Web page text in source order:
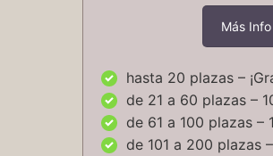
Más Info
hasta 20 plazas –
de 21 a 60 plazas –
de 61 a 100 plazas –
de 101 a 200 plazas